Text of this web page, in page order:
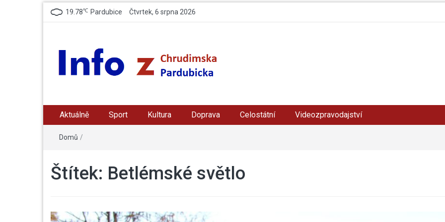
19.78℃ Pardubice Čtvrtek, 6 srpna 2026
Pardubicka
Aktuálně Sport Kultura Doprava Celostátní Videozpravodajství
Domů /
Štítek: Betlémské světlo